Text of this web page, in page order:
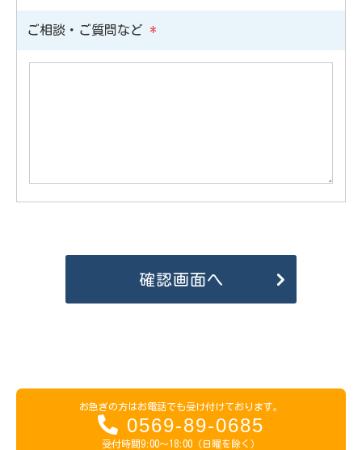
ご相談・ご質問など *
お急ぎの方はお電話でも受け付けております。
0569-89-0685
受付時間9:00～18:00（日曜を除く）